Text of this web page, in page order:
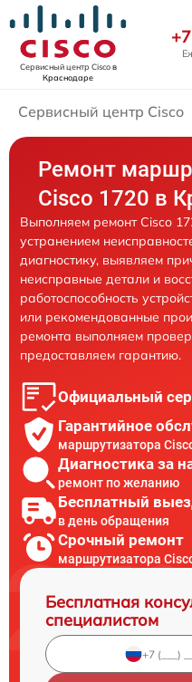
Сервисный центр Ciscoв
Краснодаре
Сервисный центр Cisco
Ремонт
Cisco 1720 в
Выполняем ремонт Cisco
устранением
диагностику, выявляем
неисправные детали и
работоспособность
или рекомендованные
ремонта выполняем
предоставляем гарантию.
Официальный
Гарантийное
маршрутизатора
Диагностика за
ремонт по желанию
Бесплатный
в день обращения
Срочный ремонт
маршрутизатора
Бесплатная
специалистом